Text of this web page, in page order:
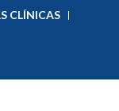
CLÍNICAS